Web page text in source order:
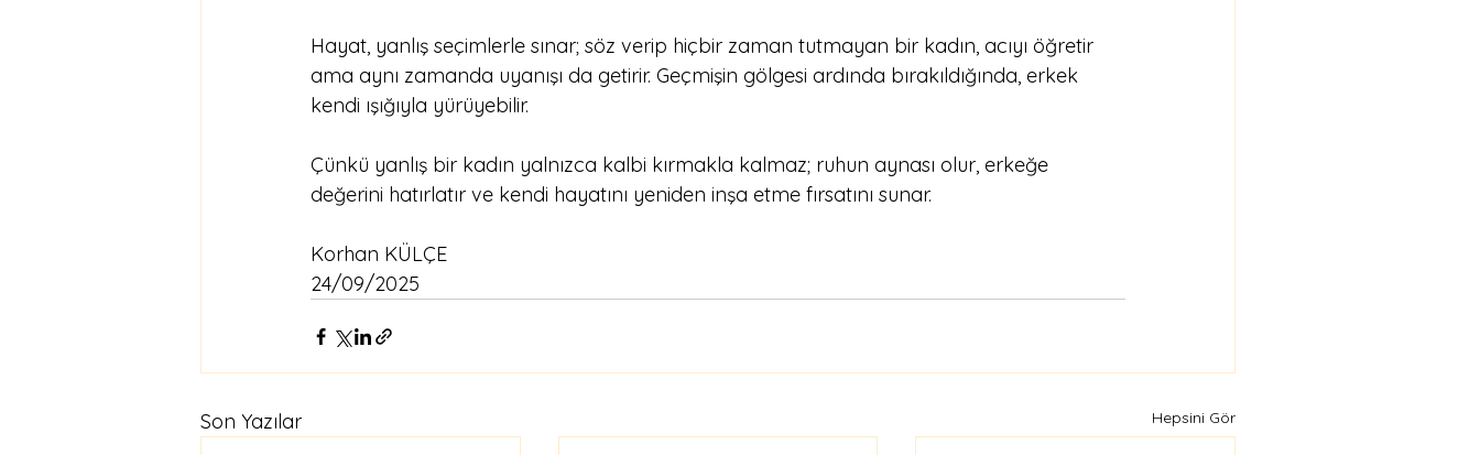
Hayat, yanlış seçimlerle sınar; söz verip hiçbir zaman tutmayan bir kadın, acıyı öğretir
ama aynı zamanda uyanışı da getirir. Geçmişin gölgesi ardında bırakıldığında, erkek
kendi ışığıyla yürüyebilir.
Çünkü yanlış bir kadın yalnızca kalbi kırmakla kalmaz; ruhun aynası olur, erkeğe
değerini hatırlatır ve kendi hayatını yeniden inşa etme fırsatını sunar.
Korhan KÜLÇE
24/09/2025
Son Yazılar Hepsini Gör